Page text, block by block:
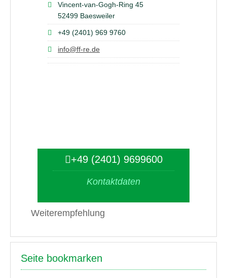
Vincent-van-Gogh-Ring 45
52499 Baesweiler
+49 (2401) 969 9760
info@ff-re.de
+49 (2401) 9699600
Kontaktdaten
Weiterempfehlung
Seite bookmarken